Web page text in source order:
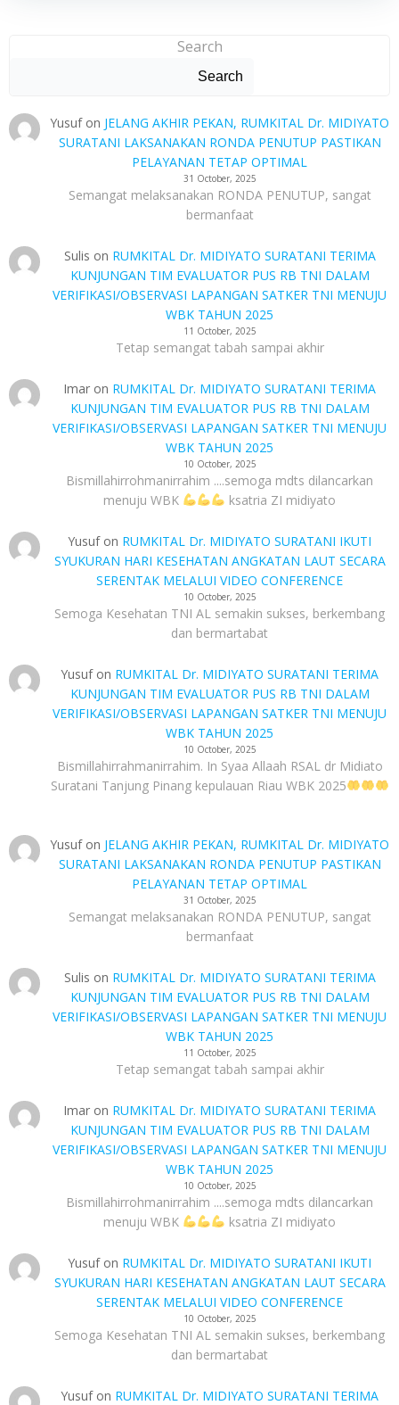
Search
Search
Yusufon JELANG AKHIR PEKAN, RUMKITAL Dr. MIDIYATO
SURATANI LAKSANAKAN RONDA PENUTUP PASTIKAN
PELAYANAN TETAP OPTIMAL
31 October, 2025
Semangat melaksanakan RONDA PENUTUP, sangat
bermanfaat
Sulis on RUMKITAL Dr. MIDIYATO SURATANI TERIMA
KUNJUNGAN TIM EVALUATOR PUS RB TNI DALAM
VERIFIKASI/OBSERVASI LAPANGAN SATKER TNI MENUJU
WBK TAHUN 2025
11 October, 2025
Tetap semangat tabah sampai akhir
Imar on RUMKITAL Dr. MIDIYATO SURATANI TERIMA
KUNJUNGAN TIM EVALUATOR PUS RB TNI DALAM
VERIFIKASI/OBSERVASI LAPANGAN SATKER TNI MENUJU
WBK TAHUN 2025
10 October, 2025
Bismillahirrohmanirrahim ....semoga mdts dilancarkan
menuju WBK
ksatria ZI midiyato
Yusufon RUMKITAL Dr. MIDIYATO SURATANI IKUTI
SYUKURAN HARI KESEHATAN ANGKATAN LAUT SECARA
SERENTAK MELALUI VIDEO CONFERENCE
10 October, 2025
Semoga Kesehatan TNI AL semakin sukses, berkembang
dan bermartabat
Yusufon RUMKITAL Dr. MIDIYATO SURATANI TERIMA
KUNJUNGAN TIM EVALUATOR PUS RB TNI DALAM
VERIFIKASI/OBSERVASI LAPANGAN SATKER TNI MENUJU
WBK TAHUN 2025
10 October, 2025
Bismillahirrahmanirrahim. In Syaa Allaah RSAL dr Midiato
Suratani Tanjung Pinang kepulauan Riau WBK 2025
Yusufon JELANG AKHIR PEKAN, RUMKITAL Dr. MIDIYATO
SURATANI LAKSANAKAN RONDA PENUTUP PASTIKAN
PELAYANAN TETAP OPTIMAL
31 October, 2025
Semangat melaksanakan RONDA PENUTUP, sangat
bermanfaat
Sulis on RUMKITAL Dr. MIDIYATO SURATANI TERIMA
KUNJUNGAN TIM EVALUATOR PUS RB TNI DALAM
VERIFIKASI/OBSERVASI LAPANGAN SATKER TNI MENUJU
WBK TAHUN 2025
11 October, 2025
Tetap semangat tabah sampai akhir
Imar on RUMKITAL Dr. MIDIYATO SURATANI TERIMA
KUNJUNGAN TIM EVALUATOR PUS RB TNI DALAM
VERIFIKASI/OBSERVASI LAPANGAN SATKER TNI MENUJU
WBK TAHUN 2025
10 October, 2025
Bismillahirrohmanirrahim ....semoga mdts dilancarkan
menuju WBK
ksatria ZI midiyato
Yusufon RUMKITAL Dr. MIDIYATO SURATANI IKUTI
SYUKURAN HARI KESEHATAN ANGKATAN LAUT SECARA
SERENTAK MELALUI VIDEO CONFERENCE
10 October, 2025
Semoga Kesehatan TNI AL semakin sukses, berkembang
dan bermartabat
Yusufon RUMKITAL Dr. MIDIYATO SURATANI TERIMA